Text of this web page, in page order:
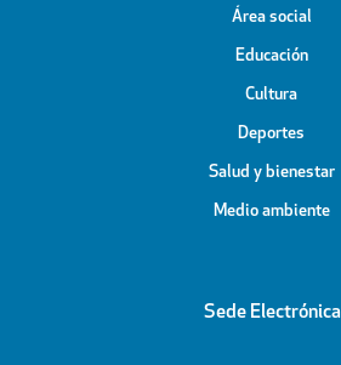
Área social
Educación
Cultura
Deportes
Salud y bienestar
Medio ambiente
Sede Electrónica